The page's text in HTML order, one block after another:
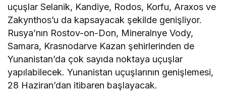
uçuşlar Selanik, Kandiye, Rodos, Korfu, Araxos ve
Zakynthos’u da kapsayacak şekilde genişliyor.
Rusya’nın Rostov-on-Don, Mineralnye Vody,
Samara, Krasnodarve Kazan şehirlerinden de
Yunanistan’da çok sayıda noktaya uçuşlar
yapılabilecek. Yunanistan uçuşlarının genişlemesi,
28 Haziran’dan itibaren başlayacak.